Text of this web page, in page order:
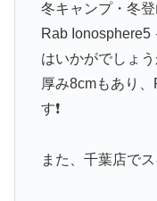
冬キャンプ・冬
Rab Ionosphere5
はいかがでしょう
厚み8cmもあり
す❗️
また、千葉店で